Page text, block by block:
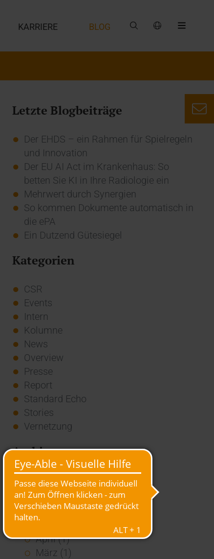
KARRIERE BLOG
Letzte Blogbeiträge
Der EHDS – ein Rahmen für Spielregeln
und Innovation
Der EU AI Act im Krankenhaus: So
betten Sie KI in Ihre Radiologie ein
Mehrwert durch Synergien
So kommen Dokumente automatisch in
die ePA
Ein Dutzend Gütesiegel
Kategorien
CSR
Events
Intern
Kolumne
News
Overview
Presse
Report
Standard Echo
Stories
Vernetzung
Archiv
2026
Juli (4)
Juni (4)
April (1)
März (1)